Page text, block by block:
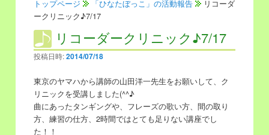
コ
ン
テ
ン
ツ
ン
テ
ン
ツ
へ
トップページ 「ひなたぼっこ」の活動報告
リコーダ
ークリニック♪7/17
リコーダークリニック♪7/17
投稿日時:2014/07/18
東京のヤマハから講師の山田洋一先生をお願いして、ク
リニックを受講しました(^^♪
曲にあったタンギングや、フレーズの歌い方、間の取り
方、練習の仕方、2時間ではとても足りない講座でし
た！！